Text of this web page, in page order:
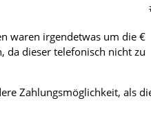
waren irgendetwas um die €
da dieser telefonisch nicht zu
Zahlungsmöglichkeit, als